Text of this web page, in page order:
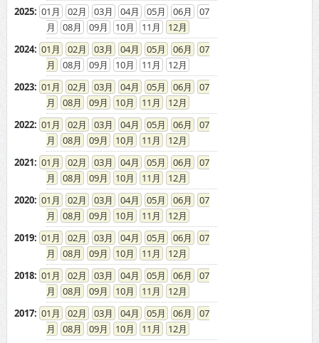
2025: 01 02 03 04 05 06
07
08
09 10 11
12
2024: 01 02 03 04 05 06
07
08
09 10 11
12
2023: 01 02 03 04 05 06
07
08
09 10 11
12
2022: 01 02 03 04 05 06
07
08
09 10 11
12
2021: 01 02 03 04 05 06
07
08
09 10 11
12
2020: 01 02 03 04 05 06
07
08
09 10 11
12
2019: 01 02 03 04 05 06
07
08
09 10 11
12
2018: 01 02 03 04 05 06
07
08
09 10 11
12
2017: 01 02 03 04 05 06
07
08
09 10 11
12